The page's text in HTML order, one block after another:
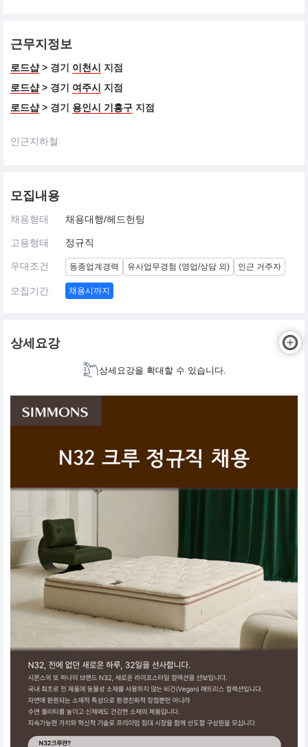
근무지정보
로드샵> 경기 이천시
지점
로드샵> 경기 여주시
지점
로드샵> 경기 용인시 기흥구 지점
인근지하철
모집내용
채용형태 채용대행/헤드헌팅
고용형태 정규직
우대조건 동종업계경력 유사업무경험 (영업/상담 외) 인근 거주자
모집기간 채용시까지
상세요강
상세요강을 확대할 수 있습니다.